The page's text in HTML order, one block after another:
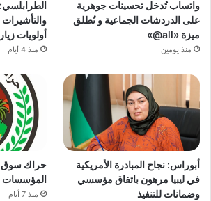
واتساب تُدخل تحسينات جوهرية
على الدردشات الجماعية و تُطلق
ميزة «all@»
منذ يومين
أولويات
منذ 4 أيام
أبوراس: نجاح المبادرة الأمريكية
في ليبيا مرهون باتفاق مؤسسي
وضمانات للتنفيذ
حراك سوق
المؤسسات
منذ 7 أيام